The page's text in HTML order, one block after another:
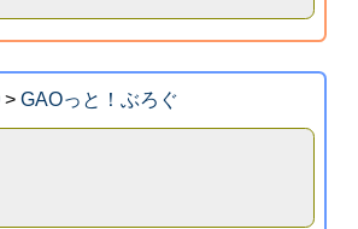
> GAOっと！ぶろぐ